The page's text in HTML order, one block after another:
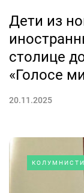
Дети из
столице
«Голосе
20.11.2025